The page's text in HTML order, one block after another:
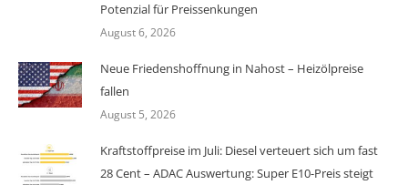
Potenzial für Preissenkungen
August 6, 2026
Neue Friedenshoffnung in Nahost – Heizölpreise
fallen
August 5, 2026
Kraftstoffpreise im Juli: Diesel verteuert sich um fast
28 Cent – ADAC Auswertung: Super E10-Preis steigt